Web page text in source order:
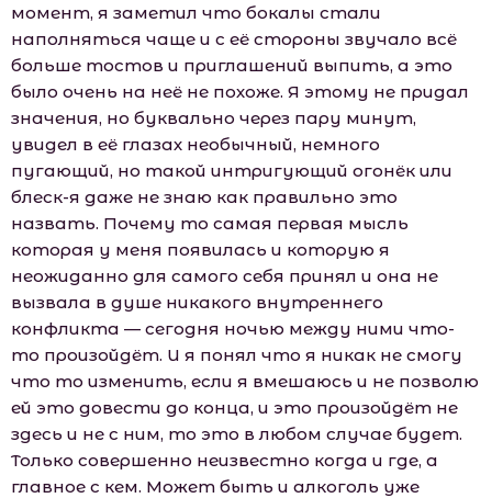
момент, я заметил что бокалы стали
наполняться чаще и с её стороны звучало всё
больше тостов и приглашений выпить, а это
было очень на неё не похоже. Я этому не придал
значения, но буквально через пару минут,
увидел в её глазах необычный, немного
пугающий, но такой интригующий огонёк или
блеск-я даже не знаю как правильно это
назвать. Почему то самая первая мысль
которая у меня появилась и которую я
неожиданно для самого себя принял и она не
вызвала в душе никакого внутреннего
конфликта — сегодня ночью между ними что-
то произойдёт. И я понял что я никак не смогу
что то изменить, если я вмешаюсь и не позволю
ей это довести до конца, и это произойдёт не
здесь и не с ним, то это в любом случае будет.
Только совершенно неизвестно когда и где, а
главное с кем. Может быть и алкоголь уже